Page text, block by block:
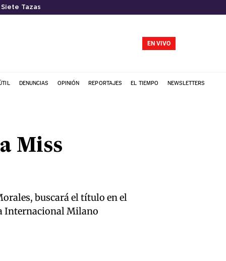
Tazas
EN VIVO
DENUNCIAS OPINIÓN REPORTAJES EL TIEMPO NEWSLETTERS
Miss
buscará el título en el
Internacional Milano